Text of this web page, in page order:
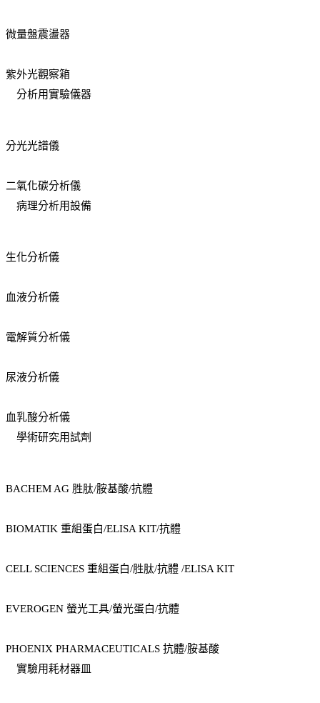
微量盤震盪器
紫外光觀察箱
分析用實驗儀器
分光光譜儀
二氧化碳分析儀
病理分析用設備
生化分析儀
血液分析儀
電解質分析儀
尿液分析儀
血乳酸分析儀
學術研究用試劑
BACHEM AG 胜肽/胺基酸/抗體
BIOMATIK 重組蛋白/ELISA KIT/抗體
CELL SCIENCES 重組蛋白/胜肽/抗體 /ELISA KIT
EVEROGEN 螢光工具/螢光蛋白/抗體
PHOENIX PHARMACEUTICALS 抗體/胺基酸
實驗用耗材器皿